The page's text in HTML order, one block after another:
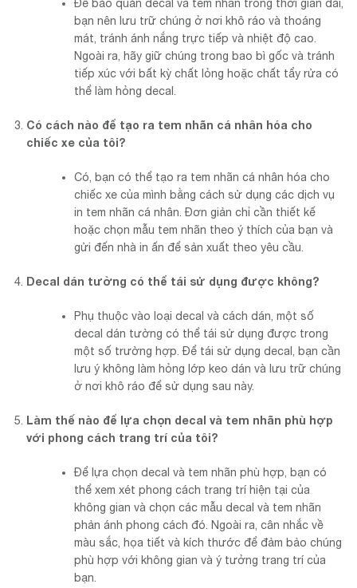
Để bảo quản decal và tem nhãn trong thời gian dài,
bạn nên lưu trữ chúng ở nơi khô ráo và thoáng
mát, tránh ánh nắng trực tiếp và nhiệt độ cao.
Ngoài ra, hãy giữ chúng trong bao bì gốc và tránh
tiếp xúc với bất kỳ chất lỏng hoặc chất tẩy rửa có
thể làm hỏng decal.
Có cách nào để tạo ra tem nhãn cá nhân hóa cho
chiếc xe của tôi?
Có, bạn có thể tạo ra tem nhãn cá nhân hóa cho
chiếc xe của mình bằng cách sử dụng các dịch vụ
in tem nhãn cá nhân. Đơn giản chỉ cần thiết kế
hoặc chọn mẫu tem nhãn theo ý thích của bạn và
gửi đến nhà in ấn để sản xuất theo yêu cầu.
Decal dán tường có thể tái sử dụng được không?
Phụ thuộc vào loại decal và cách dán, một số
decal dán tường có thể tái sử dụng được trong
một số trường hợp. Để tái sử dụng decal, bạn cần
lưu ý không làm hỏng lớp keo dán và lưu trữ chúng
ở nơi khô ráo để sử dụng sau này.
Làm thế nào để lựa chọn decal và tem nhãn phù hợp
với phong cách trang trí của tôi?
Để lựa chọn decal và tem nhãn phù hợp, bạn có
thể xem xét phong cách trang trí hiện tại của
không gian và chọn các mẫu decal và tem nhãn
phản ánh phong cách đó. Ngoài ra, cân nhắc về
màu sắc, họa tiết và kích thước để đảm bảo chúng
phù hợp với không gian và ý tưởng trang trí của
bạn.